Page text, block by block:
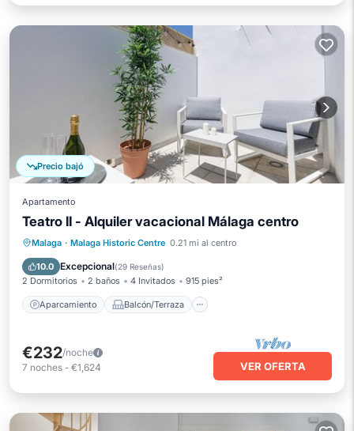
Precio bajó
Apartamento
Teatro II - Alquiler vacacional Málaga centro
Malaga · Malaga Historic Centre 0.21 mi al centro
10.0 Excepcional(29 Reseñas)
2 Dormitorios 2 baños 4 Invitados 915 pies²
Aparcamiento Balcón/Terraza
Aparcamiento
Balcón/Terraza
Cocina
Aire acondicionado
€232/noche
7 noches - €1,624 VER OFERTA